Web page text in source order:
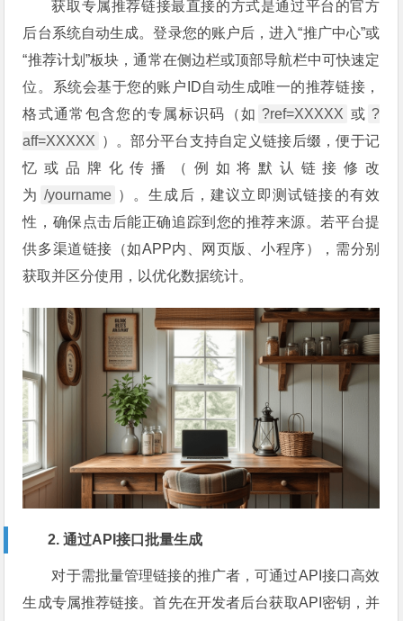
获取专属推荐链接最直接的方式是通过平台的官方
后台系统自动生成。登录您的账户后，进入“推广中心”或
“推荐计划”板块，通常在侧边栏或顶部导航栏中可快速定
位。系统会基于您的账户ID自动生成唯一的推荐链接，
格式通常包含您的专属标识码（如 ?ref=XXXXX 或 ?
aff=XXXXX ）。部分平台支持自定义链接后缀，便于记
忆或品牌化传播（例如将默认链接修改
为 /yourname ）。生成后，建议立即测试链接的有效
性，确保点击后能正确追踪到您的推荐来源。若平台提
供多渠道链接（如APP内、网页版、小程序），需分别
获取并区分使用，以优化数据统计。
2. 通过API接口批量生成
对于需批量管理链接的推广者，可通过API接口高效
生成专属推荐链接。首先在开发者后台获取API密钥，并